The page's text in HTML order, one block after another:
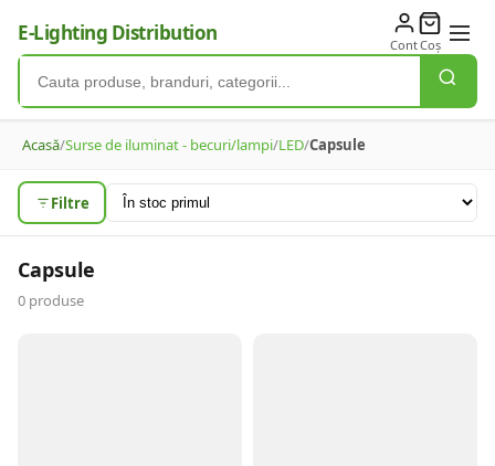
E-Lighting Distribution ContCoș
Acasă/Surse de iluminat - becuri/lampi/LED/Capsule
Filtre
Capsule
0 produse